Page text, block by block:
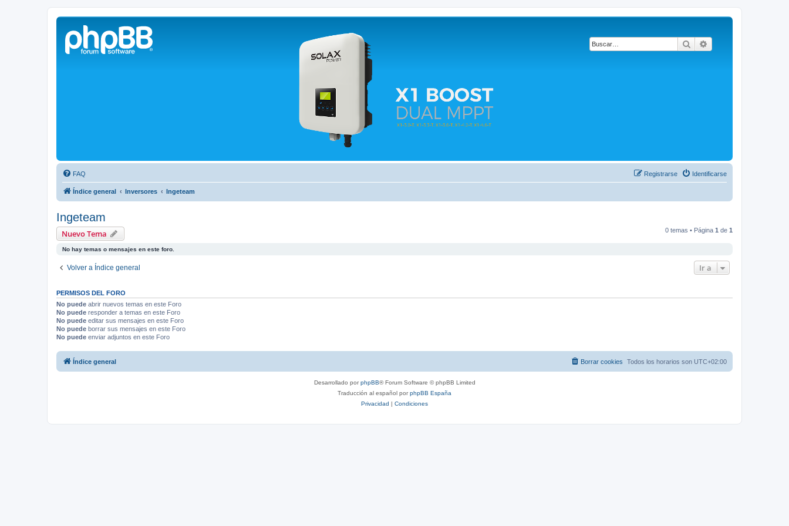
Buscar
Solax FAQ
Lugar para intercambiar dudas sobre inversores solares Solax y temas relacionados.
FAQ Identificarse
Registrarse
Índice general Inversores Ingeteam
Ingeteam
Nuevo Tema 0 temas • Página 1 de 1
No hay temas o mensajes en este foro.
Volver a Índice general Ir a
PERMISOS DEL FORO
No puede abrir nuevos temas en este Foro
No puede responder a temas en este Foro
No puede editar sus mensajes en este Foro
No puede borrar sus mensajes en este Foro
No puede enviar adjuntos en este Foro
Índice general Todos los horarios son UTC+02:00
Borrar cookies
Desarrollado porphpBB® Forum Software © phpBB Limited
Traducción al español porphpBB España
Privacidad | Condiciones